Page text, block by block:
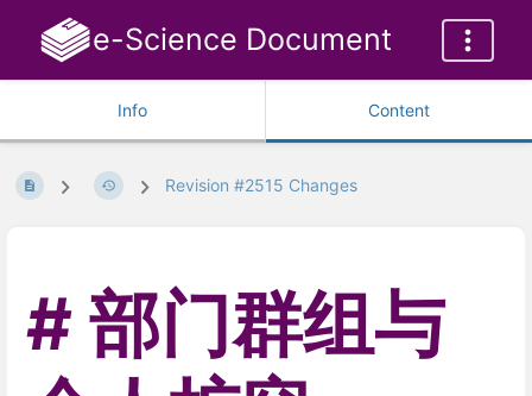
e-Science Document
Info Content
Revision #2515 Changes
部门群组与